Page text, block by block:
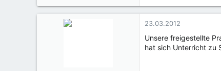
23.03.2012
Unsere freigestellte
hat sich Unterricht zu